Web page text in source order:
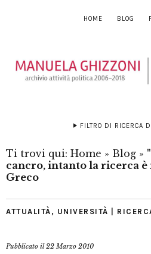
HOME BLOG
FILTRO DI RICERCA
Ti trovi qui: Home » Blog »
cancro, intanto la ricerca
Greco
ATTUALITÀ , UNIVERSITÀ |
Pubblicato il22 Marzo 2010